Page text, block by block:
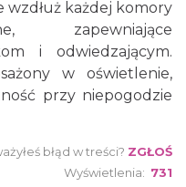
każdej komory
zapewniające
i odwiedzającym.
w oświetlenie,
przy niepogodzie
błąd w treści? ZGŁOŚ
Wyświetlenia: 731